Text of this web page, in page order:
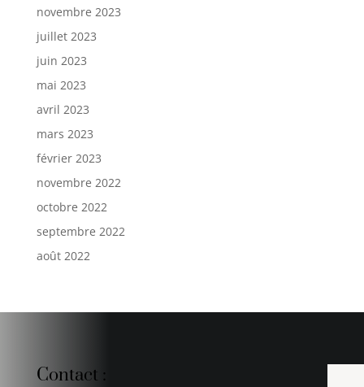
novembre 2023
juillet 2023
juin 2023
mai 2023
avril 2023
mars 2023
février 2023
novembre 2022
octobre 2022
septembre 2022
août 2022
Contact :